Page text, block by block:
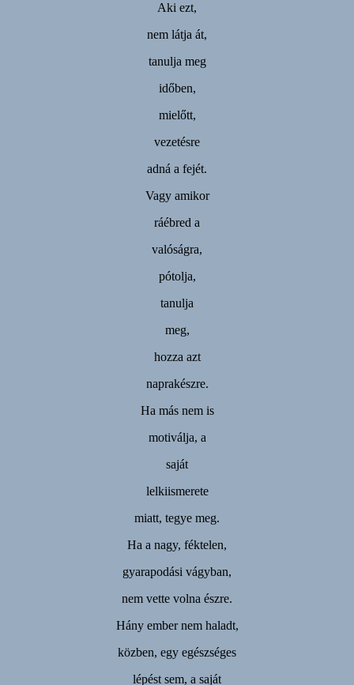
Aki ezt,
nem látja át,
tanulja meg
időben,
mielőtt,
vezetésre
adná a fejét.
Vagy amikor
ráébred a
valóságra,
pótolja,
tanulja
meg,
hozza azt
naprakészre.
Ha más nem is
motiválja, a
saját
lelkiismerete
miatt, tegye meg.
Ha a nagy, féktelen,
gyarapodási vágyban,
nem vette volna észre.
Hány ember nem haladt,
közben, egy egészséges
lépést sem, a saját